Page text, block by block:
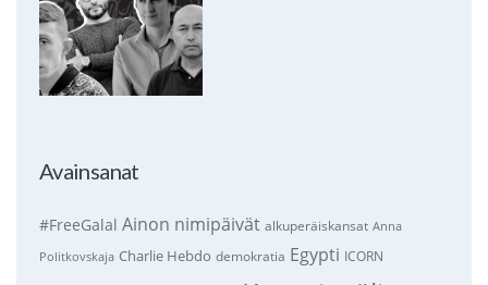
Avainsanat
#FreeGalal Ainon nimipäivät alkuperäiskansat Anna
Politkovskaja Charlie Hebdo demokratia Egypti ICORN